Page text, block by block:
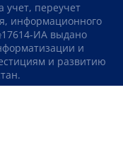
учет, переучет
информационного
ИА выдано
и
и развитию